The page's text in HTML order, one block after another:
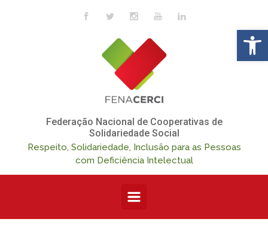
Skip to main content
Federação Nacional de Cooperativas de
Solidariedade Social
Respeito, Solidariedade, Inclusão para as Pessoas
com Deficiência Intelectual